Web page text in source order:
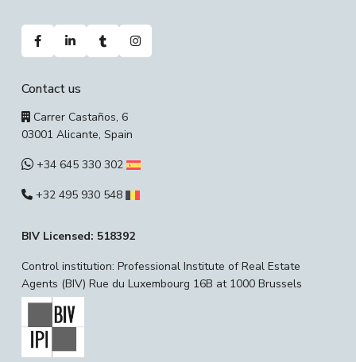
Contact us
Carrer Castaños, 6
03001 Alicante, Spain
+34 645 330 302
+32 495 930 548
BIV Licensed: 518392
Control institution: Professional Institute of Real Estate
Agents (BIV) Rue du Luxembourg 16B at 1000 Brussels